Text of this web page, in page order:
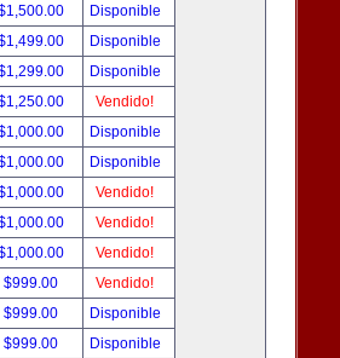
Disponible
Disponible
Disponible
Vendido!
Disponible
Disponible
Vendido!
Vendido!
Vendido!
$999.00
Vendido!
$999.00
Disponible
$999.00
Disponible